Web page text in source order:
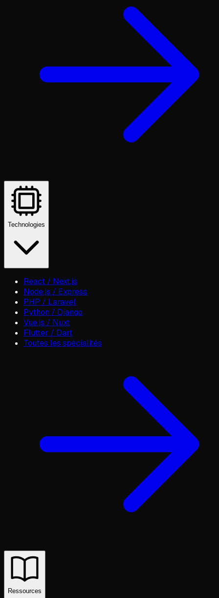
Technologies
React / Next.js
Node.js / Express
PHP / Laravel
Python / Django
Vue.js / Nuxt
Flutter / Dart
Toutes les spécialités
Ressources